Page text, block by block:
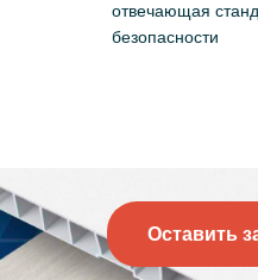
отвечающая
безопасности
Оставить